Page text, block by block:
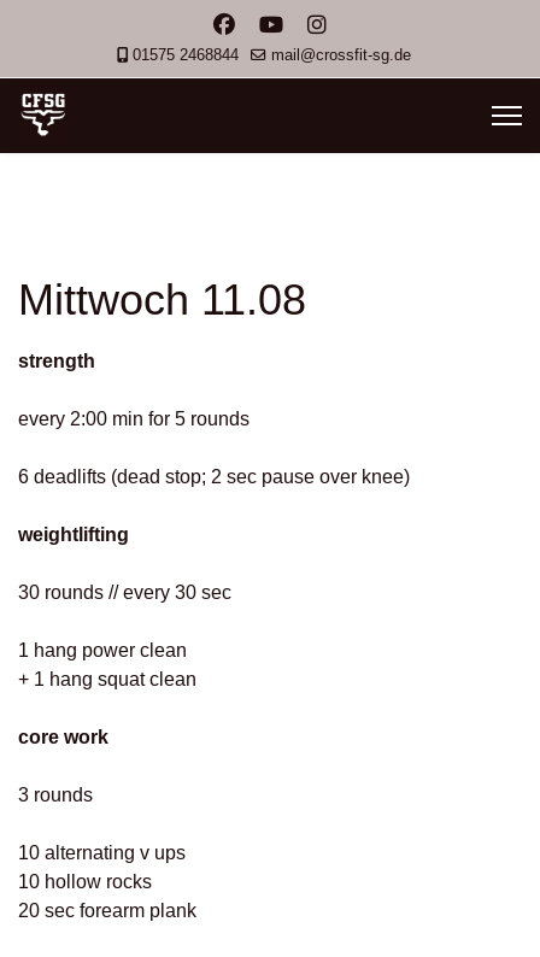
01575 2468844 mail@crossfit-sg.de
Mittwoch 11.08
strength
every 2:00 min for 5 rounds
6 deadlifts (dead stop; 2 sec pause over knee)
weightlifting
30 rounds // every 30 sec
1 hang power clean
+ 1 hang squat clean
core work
3 rounds
10 alternating v ups
10 hollow rocks
20 sec forearm plank